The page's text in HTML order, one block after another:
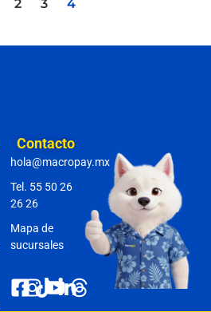
2 3 4
Contacto
hola@macropay.mx
Tel. 55 50 26
26 26
Mapa de
sucursales